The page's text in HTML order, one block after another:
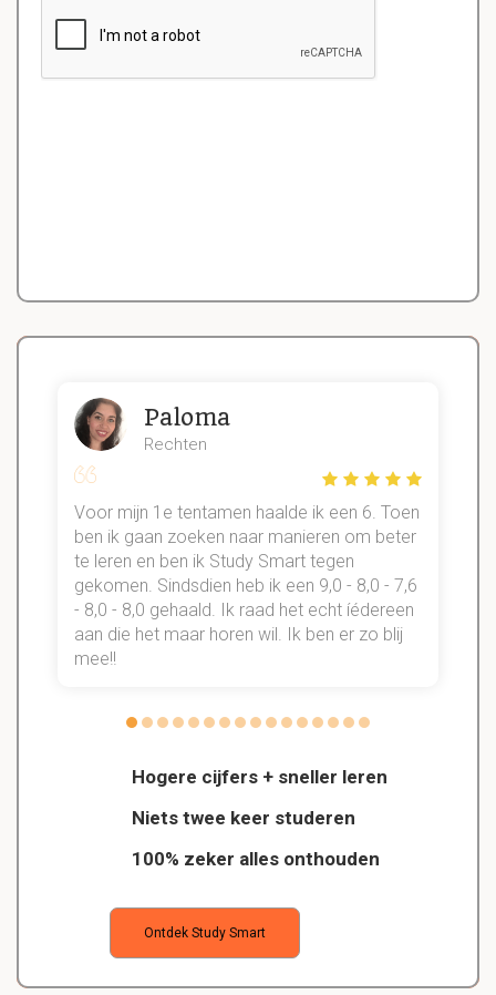
Hogere cijfers + sneller leren
Niets twee keer studeren
100% zeker alles onthouden
Ontdek Study Smart
Paloma
Rechten
Voor mijn 1e tentamen haalde ik een 6. Toen
ben ik gaan zoeken naar manieren om beter
te leren en ben ik Study Smart tegen
gekomen. Sindsdien heb ik een 9,0 - 8,0 - 7,6
- 8,0 - 8,0 gehaald. Ik raad het echt íédereen
aan die het maar horen wil. Ik ben er zo blij
mee!!